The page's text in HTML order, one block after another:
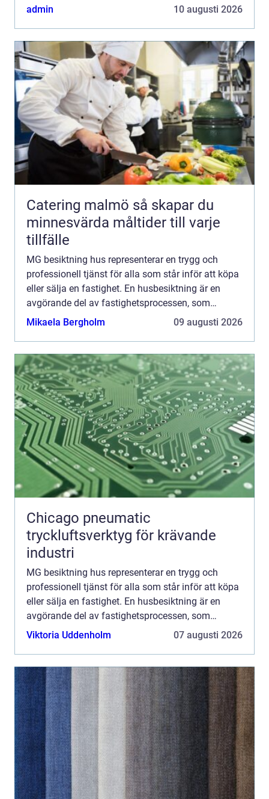
säkerstäl...
admin 10 augusti 2026
Catering malmö så skapar du
minnesvärda måltider till varje
tillfälle
MG besiktning hus representerar en trygg och
professionell tjänst för alla som står inför att köpa
eller sälja en fastighet. En husbesiktning är en
avgörande del av fastighetsprocessen, som
säkerstäl...
Mikaela Bergholm 09 augusti 2026
Chicago pneumatic
tryckluftsverktyg för krävande
industri
MG besiktning hus representerar en trygg och
professionell tjänst för alla som står inför att köpa
eller sälja en fastighet. En husbesiktning är en
avgörande del av fastighetsprocessen, som
säkerstäl...
Viktoria Uddenholm 07 augusti 2026